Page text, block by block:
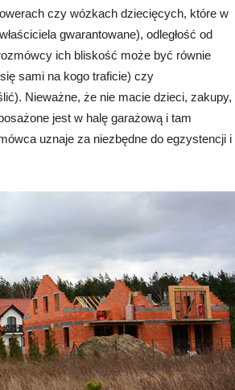
czy wózkach dziecięcych, które w
gwarantowane), odległość od
ich bliskość może być równie
sami na kogo traficie) czy
Nieważne, że nie macie dzieci, zakupy,
jest w halę garażową i tam
uznaje za niezbędne do egzystencji i